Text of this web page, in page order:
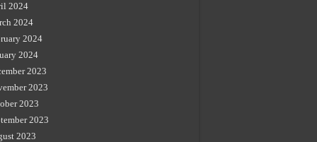
2024
2024
2024
2024
2023
2023
2023
2023
2023